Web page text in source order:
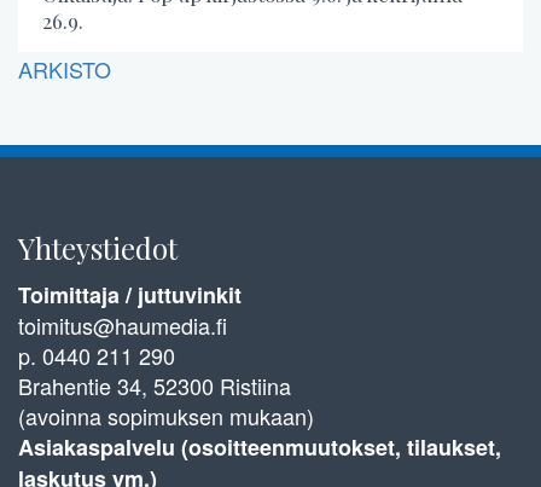
26.9.
ARKISTO
Yhteystiedot
Toimittaja / juttuvinkit
toimitus@haumedia.fi
p. 0440 211 290
Brahentie 34, 52300 Ristiina
(avoinna sopimuksen mukaan)
Asiakaspalvelu (osoitteenmuutokset, tilaukset,
laskutus ym.)